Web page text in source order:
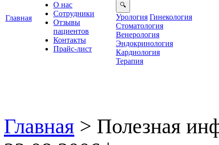
Главная
О нас
Сотрудники
Отзывы
ациенто
Контакты
Прайс-лист
Урология Гинекология
Стоматология
енерология
Эндокринология
Кардиология
Терапия
Главная > Полезная